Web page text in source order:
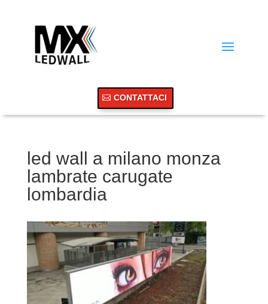
CONTATTACI
led wall a milano monza
lambrate carugate
lombardia